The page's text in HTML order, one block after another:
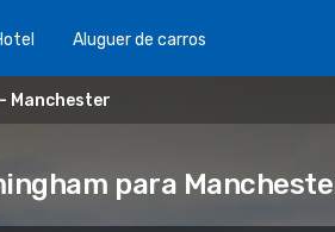
Aluguer de carros
Manchester
para